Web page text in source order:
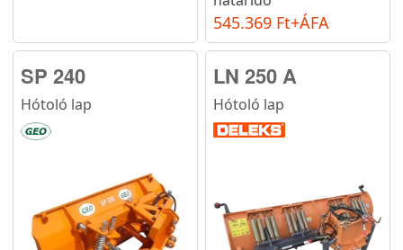
545.369 Ft+ÁFA
SP 240
Hótoló lap
LN 250 A
Hótoló lap